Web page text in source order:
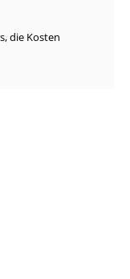
die Kosten